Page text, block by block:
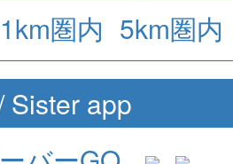
1km圏内 5km圏内
Sister app